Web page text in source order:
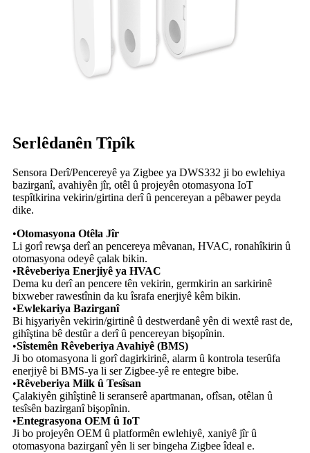
Serlêdanên Tîpîk
Sensora Derî/Pencereyê ya Zigbee ya DWS332 ji bo ewlehiya
bazirganî, avahiyên jîr, otêl û projeyên otomasyona IoT
tespîtkirina vekirin/girtina derî û pencereyan a pêbawer peyda
dike.
•Otomasyona Otêla Jîr
Li gorî rewşa derî an pencereya mêvanan, HVAC, ronahîkirin û
otomasyona odeyê çalak bikin.
•Rêveberiya Enerjiyê ya HVAC
Dema ku derî an pencere tên vekirin, germkirin an sarkirinê
bixweber rawestînin da ku îsrafa enerjiyê kêm bikin.
•Ewlekariya Bazirganî
Bi hişyariyên vekirin/girtinê û destwerdanê yên di wextê rast de,
gihîştina bê destûr a derî û pencereyan bişopînin.
•Sîstemên Rêveberiya Avahiyê (BMS)
Ji bo otomasyona li gorî dagirkirinê, alarm û kontrola teserûfa
enerjiyê bi BMS-ya li ser Zigbee-yê re entegre bibe.
•Rêveberiya Milk û Tesîsan
Çalakiyên gihîştinê li seranserê apartmanan, ofîsan, otêlan û
tesîsên bazirganî bişopînin.
•Entegrasyona OEM û IoT
Ji bo projeyên OEM û platformên ewlehiyê, xaniyê jîr û
otomasyona bazirganî yên li ser bingeha Zigbee îdeal e.